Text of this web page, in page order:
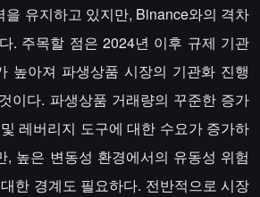
을 유지하고 있지만, Binance와의 격차
. 주목할 점은 2024년 이후 규제 기관
높아져 파생상품 시장의 기관화 진행
이다. 파생상품 거래량의 꾸준한 증가
레버리지 도구에 대한 수요가 증가하
, 높은 변동성 환경에서의 유동성 위험
한 경계도 필요하다. 전반적으로 시장